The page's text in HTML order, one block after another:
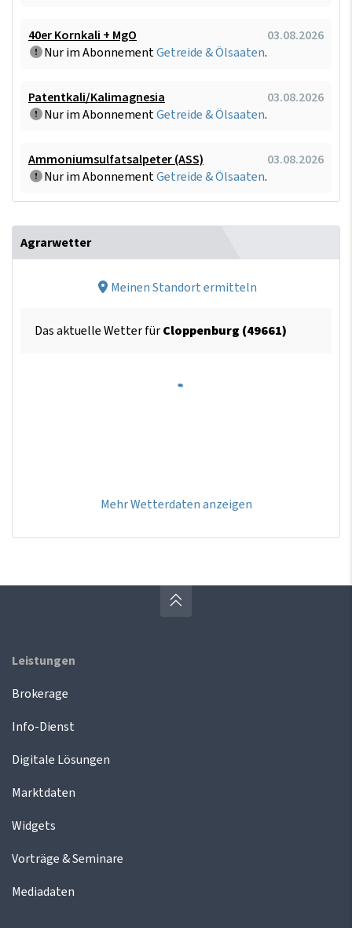
40er Kornkali + MgO
03.08.2026
Nur im AbonnementGetreide & Ölsaaten.
Patentkali/Kalimagnesia
03.08.2026
Nur im AbonnementGetreide & Ölsaaten.
Ammoniumsulfatsalpeter (ASS)
03.08.2026
Nur im AbonnementGetreide & Ölsaaten.
Agrarwetter
Meinen Standort ermitteln
Das aktuelle Wetter fürCloppenburg (49661)
Mehr Wetterdaten anzeigen
Leistungen
Brokerage
Info-Dienst
Digitale Lösungen
Marktdaten
Widgets
Vorträge & Seminare
Mediadaten